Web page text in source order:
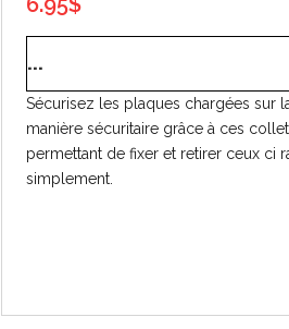
...
Sécurisez les plaques chargées sur
manière sécuritaire grâce à ces
permettant de fixer et retirer ceux ci
simplement.